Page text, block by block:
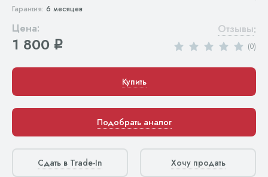
Гарантия: 6 месяцев
Цена:
1 800 q
Отзывы:
(0)
Купить
Подобрать аналог
Сдать в Trade-In Хочу продать